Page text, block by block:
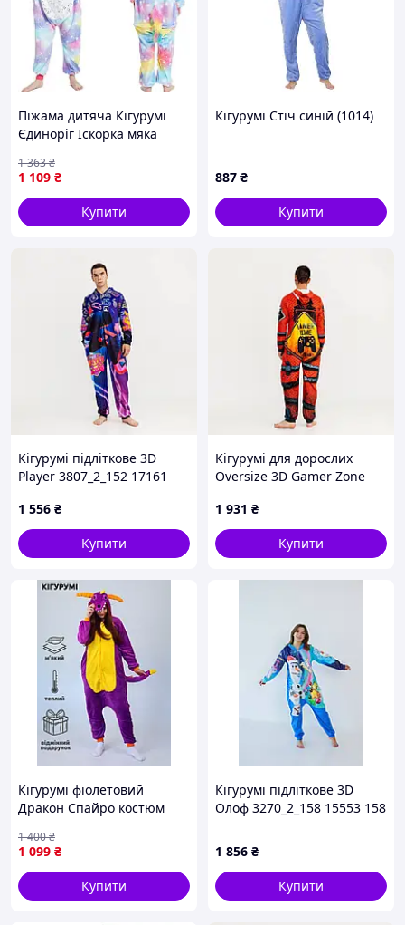
Піжама дитяча Кігурумі
Єдиноріг Іскорка мяка
1 109 ₴
1 363₴
Купити
Кігурумі Стіч синій (1014)
887 ₴
Купити
Кігурумі підліткове 3D
Player 3807_2_152 17161
1 556 ₴
Купити
Кігурумі для дорослих
Oversize 3D Gamer Zone
1 931 ₴
Купити
Кігурумі фіолетовий
Дракон Спайро костюм
дітей
1 099 ₴
1 400₴
Купити
Кігурумі підліткове 3D
Олоф 3270_2_158 15553 158
1 856 ₴
Купити